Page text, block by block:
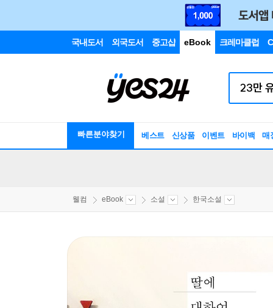
국내도서 외국도서 중고샵 eBook 크레마클럽
빠른분야찾기 베스트 신상품 이벤트 바이백 매
웰컴 eBook 소설 한국소설